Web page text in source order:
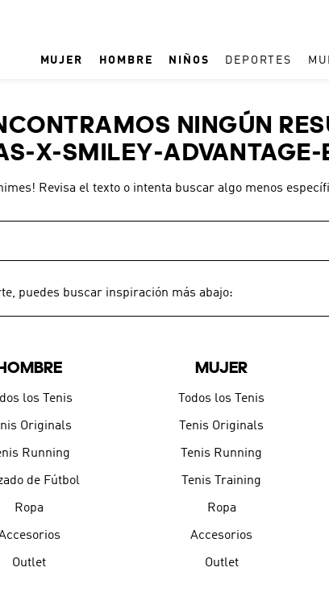
MUJER HOMBRE NIÑOS DEPORTES
NINGÚN
X-SMILEY-
Revisa el texto o intenta buscar algo menos
puedes buscar inspiración más abajo:
los Tenis
Originals
Running
de Fútbol
Ropa
Outlet
MUJER
Todos los Tenis
Tenis Originals
Tenis Running
Tenis Training
Ropa
Accesorios
Outlet
1. REAL
4.